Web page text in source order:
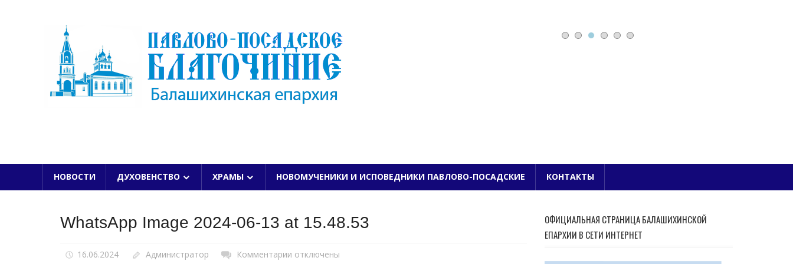
ПАВЛОВО-ПОСАДСКОЕ БЛАГОЧИНИЕ
НОВОСТИ ДУХОВЕНСТВО ХРАМЫ НОВОМУЧЕНИКИ И ИСПОВЕДНИКИ ПАВЛОВО-ПОСАДСКИЕ КОНТАКТЫ
WhatsApp Image 2024-06-13 at 15.48.53
16.06.2024 Администратор Комментарии котключены
ОФИЦИАЛЬНАЯ СТРАНИЦА БАЛАШИХИНСКОЙ
ЕПАРХИИ В СЕТИ ИНТЕРНЕТ